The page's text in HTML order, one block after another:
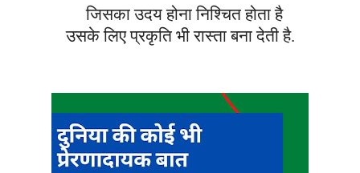
जिसका उदय होना निश्चित होता है
उसके लिए प्रकृति भी रास्ता बना देती है.